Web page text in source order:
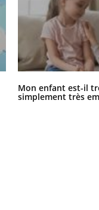
Mon enfant est-il
simplement très